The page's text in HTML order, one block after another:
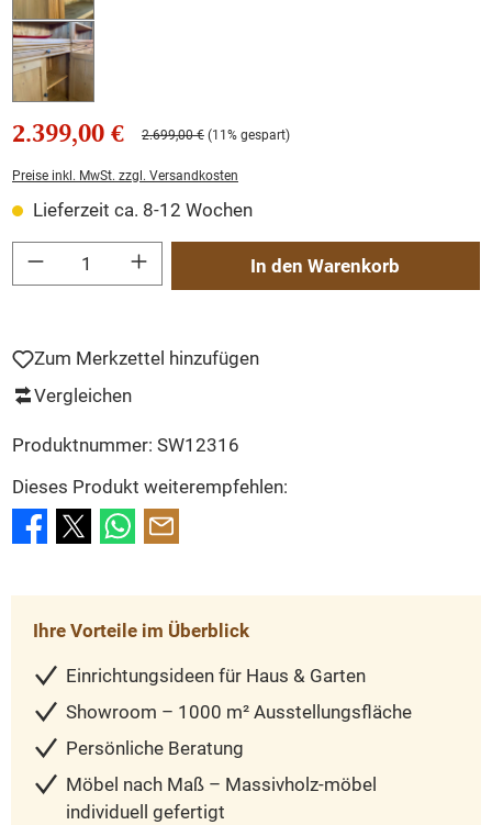
2.399,00 € 2.699,00 € (11% gespart)
Preise inkl. MwSt. zzgl. Versandkosten
Lieferzeit ca. 8-12 Wochen
Produkt Anzahl: Gib den gewünschten Wert ein oder benutze die Schaltflächen
In den Warenkorb
Zum Merkzettel hinzufügen
Vergleichen
Produktnummer: SW12316
Dieses Produkt weiterempfehlen:
Ihre Vorteile im Überblick
Einrichtungsideen für Haus & Garten
Showroom – 1000 m² Ausstellungsfläche
Persönliche Beratung
Möbel nach Maß – Massivholz-möbel
individuell gefertigt